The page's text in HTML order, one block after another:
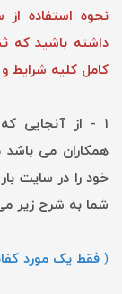
نحوه استفاده
داشته باشید که
کامل کلیه شرایط
۱ - از آنجایی
همکاران می
خود را در سایت
شما به شرح زیر
( فقط یک مورد